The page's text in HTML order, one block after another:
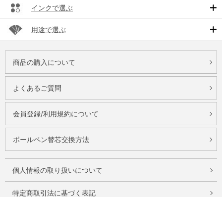
インクで選ぶ
用途で選ぶ
商品の購入について
よくあるご質問
会員登録/利用規約について
ボールペン替芯交換方法
個人情報の取り扱いについて
特定商取引法に基づく表記